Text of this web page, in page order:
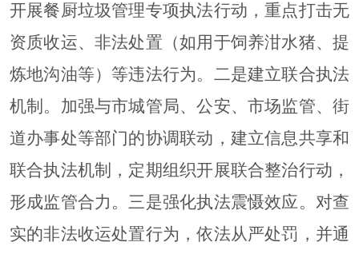
开展餐厨垃圾管理专项执法行动，重点打击无
资质收运、非法处置（如用于饲养泔水猪、提
炼地沟油等）等违法行为。二是建立联合执法
机制。加强与市城管局、公安、市场监管、街
道办事处等部门的协调联动，建立信息共享和
联合执法机制，定期组织开展联合整治行动，
形成监管合力。三是强化执法震慑效应。对查
实的非法收运处置行为，依法从严处罚，并通